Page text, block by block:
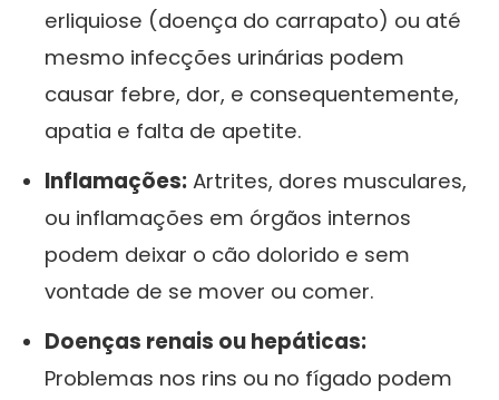
erliquiose (doença do carrapato) ou até
mesmo infecções urinárias podem
causar febre, dor, e consequentemente,
apatia e falta de apetite.
Inflamações: Artrites, dores musculares,
ou inflamações em órgãos internos
podem deixar o cão dolorido e sem
vontade de se mover ou comer.
Doenças renais ou hepáticas:
Problemas nos rins ou no fígado podem